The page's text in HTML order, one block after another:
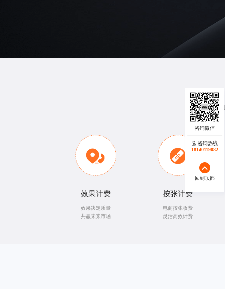
提供各种专
效果计费
效果决定质量
共赢未来市场
按张计费
电商按张收费
灵活高效计费
咨询热线
18140119082
回到顶部